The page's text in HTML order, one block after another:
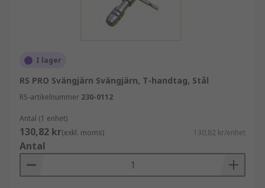
dess koniska form får fingrarna att klämma fast
verktyget. Denna typ av hållare är användbar i
Hos RS har vi ett sortiment av gängtappshållare
som täcker en rad gängstorlekar och krav, vilket
innebär att du säkert kommer att hitta rätt
I lager
RS PRO Svängjärn Svängjärn, T-handtag, Stål
RS-artikelnummer 230-0112
Antal (1 enhet)
130,82 kr(exkl. moms) 130,82 kr/enhet
Antal